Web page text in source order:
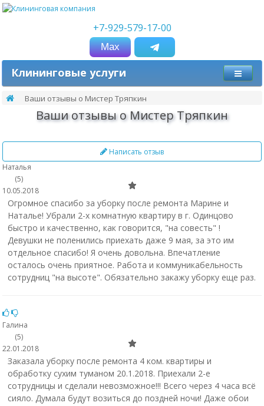
+7-929-579-17-00
Мах
Клининговые услуги
Ваши отзывы о Мистер Тряпкин
Ваши отзывы о Мистер Тряпкин
Написать отзыв
Наталья
(5)
10.05.2018
Огромное спасибо за уборку после ремонта Марине и
Наталье! Убрали 2-х комнатную квартиру в г. Одинцово
быстро и качественно, как говорится, "на совесть" !
Девушки не поленились приехать даже 9 мая, за это им
отдельное спасибо! Я очень довольна. Впечатление
осталось очень приятное. Работа и коммуникабельность
сотрудниц "на высоте". Обязательно закажу уборку еще раз.
Галина
(5)
22.01.2018
Заказала уборку после ремонта 4 ком. квартиры и
обработку сухим туманом 20.1.2018. Приехали 2-е
сотрудницы и сделали невозможное!!! Всего через 4 часа всё
сияло. Думала будут возиться до поздней ночи! Даже обои